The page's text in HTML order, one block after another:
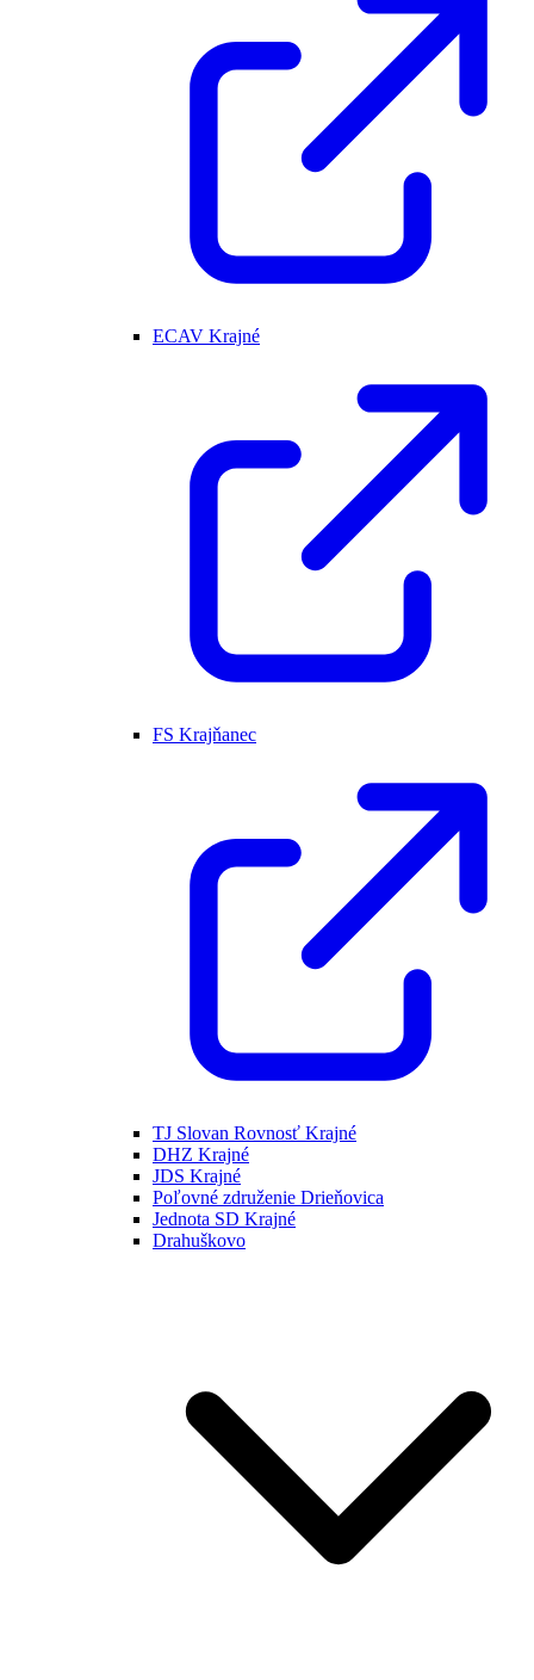
ECAV Krajné
FS Krajňanec
TJ Slovan Rovnosť Krajné
DHZ Krajné
JDS Krajné
Poľovné združenie Drieňovica
Jednota SD Krajné
Drahuškovo